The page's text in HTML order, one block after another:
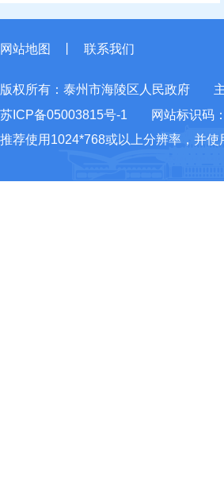
网站地图 联系我们
版权所有：泰州市海陵区人民政府
苏ICP备05003815号-1
网站标识码
推荐使用1024*768或以上分辨率，并